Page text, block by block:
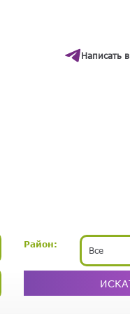
Написать
Район:
Все